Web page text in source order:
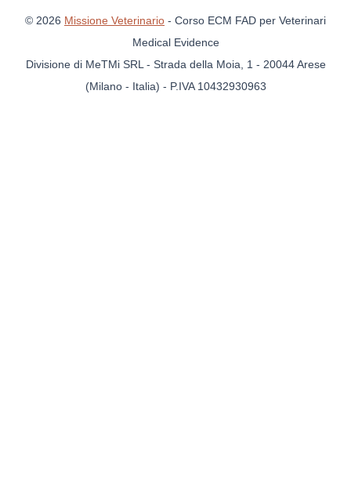
© 2026 Missione Veterinario - Corso ECM FAD per Veterinari
Medical Evidence
Divisione di MeTMi SRL - Strada della Moia, 1 - 20044 Arese
(Milano - Italia) - P.IVA 10432930963